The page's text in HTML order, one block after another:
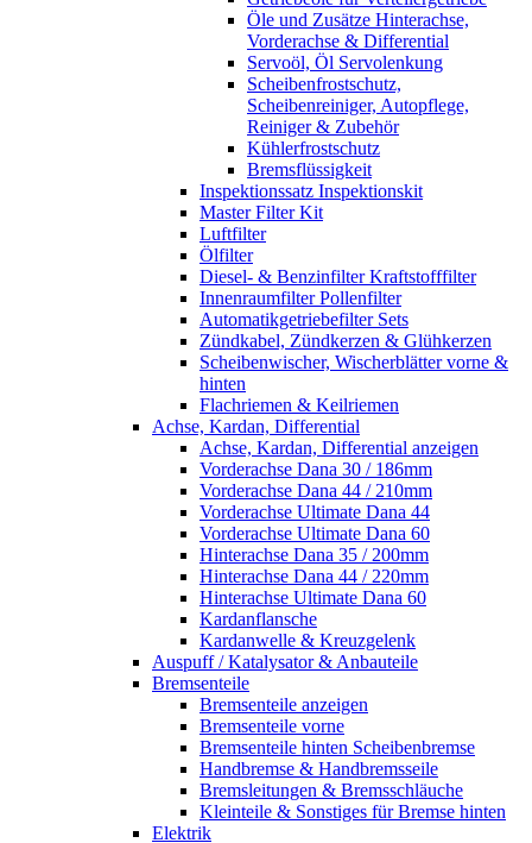
Öle und Zusätze Hinterachse,
Vorderachse & Differential
Servoöl, Öl Servolenkung
Scheibenfrostschutz,
Scheibenreiniger, Autopflege,
Reiniger & Zubehör
Kühlerfrostschutz
Bremsflüssigkeit
Inspektionssatz Inspektionskit
Master Filter Kit
Luftfilter
Ölfilter
Diesel- & Benzinfilter Kraftstofffilter
Innenraumfilter Pollenfilter
Automatikgetriebefilter Sets
Zündkabel, Zündkerzen & Glühkerzen
Scheibenwischer, Wischerblätter vorne &
hinten
Flachriemen & Keilriemen
Achse, Kardan, Differential
Achse, Kardan, Differential anzeigen
Vorderachse Dana 30 / 186mm
Vorderachse Dana 44 / 210mm
Vorderachse Ultimate Dana 44
Vorderachse Ultimate Dana 60
Hinterachse Dana 35 / 200mm
Hinterachse Dana 44 / 220mm
Hinterachse Ultimate Dana 60
Kardanflansche
Kardanwelle & Kreuzgelenk
Auspuff / Katalysator & Anbauteile
Bremsenteile
Bremsenteile anzeigen
Bremsenteile vorne
Bremsenteile hinten Scheibenbremse
Handbremse & Handbremsseile
Bremsleitungen & Bremsschläuche
Kleinteile & Sonstiges für Bremse hinten
Elektrik